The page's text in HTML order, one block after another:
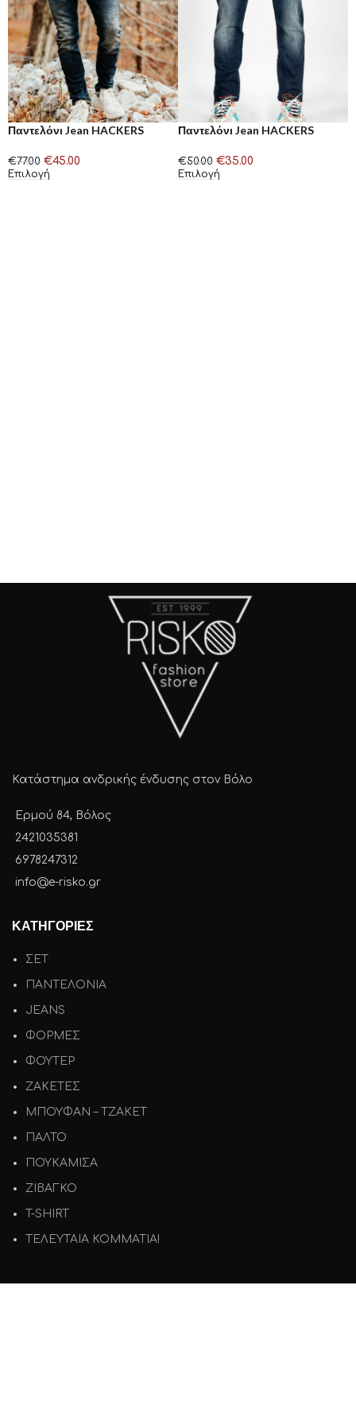
Παντελόνι Jean HACKERS
€77.00 €45.00
Επιλογή
Παντελόνι Jean HACKERS
€50.00 €35.00
Επιλογή
Κατάστημα ανδρικής ένδυσης στον Βόλο
Ερμού 84, Βόλος
2421035381
6978247312
info@e-risko.gr
ΚΑΤΗΓΟΡΙΕΣ
ΣΕΤ
ΠΑΝΤΕΛΟΝΙΑ
JEANS
ΦΟΡΜΕΣ
ΦΟΥΤΕΡ
ΖΑΚΕΤΕΣ
ΜΠΟΥΦΑΝ – ΤΖΑΚΕΤ
ΠΑΛΤΟ
ΠΟΥΚΑΜΙΣΑ
ΖΙΒΑΓΚΟ
T-SHIRT
ΤΕΛΕΥΤΑΙΑ ΚΟΜΜΑΤΙΑ!